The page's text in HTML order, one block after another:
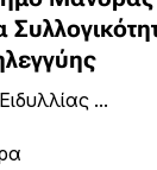
...